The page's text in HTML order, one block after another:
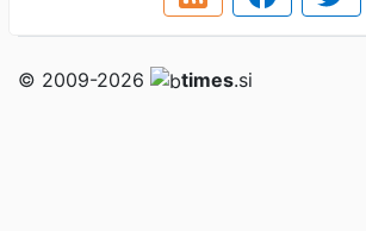
© 2009-2026 times.si